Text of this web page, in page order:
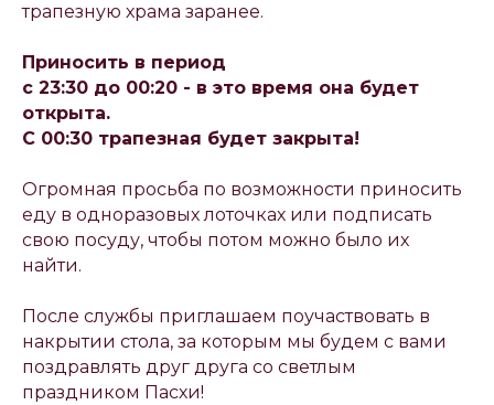
трапезную храма заранее.
Приносить в период
с 23:30 до 00:20 - в это время она будет
открыта.
С 00:30 трапезная будет закрыта!
Огромная просьба по возможности приносить
еду в одноразовых лоточках или подписать
свою посуду, чтобы потом можно было их
найти.
После службы приглашаем поучаствовать в
накрытии стола, за которым мы будем с вами
поздравлять друг друга со светлым
праздником Пасхи!